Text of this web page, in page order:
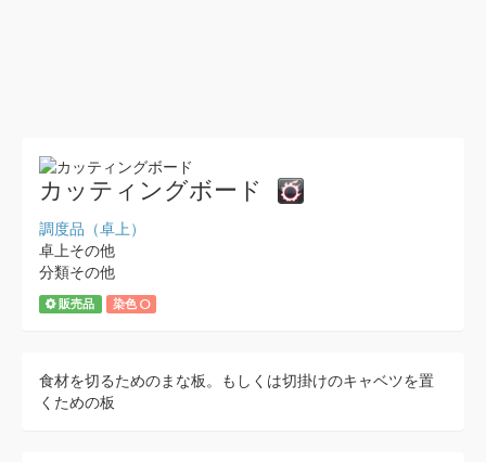
カッティングボード
調度品（卓上）
卓上その他
分類その他
販売品 染色
食材を切るためのまな板。もしくは切掛けのキャベツを置
くための板